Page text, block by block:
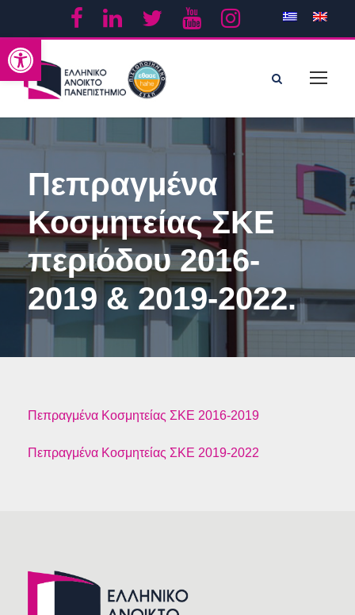
Ανοίξτε τη γραμμή εργαλείων
Πεπραγμένα
Κοσμητείας ΣΚΕ
περιόδου 2016-
2019 & 2019-2022.
Πεπραγμένα Κοσμητείας ΣΚΕ 2016-2019
Πεπραγμένα Κοσμητείας ΣΚΕ 2019-2022